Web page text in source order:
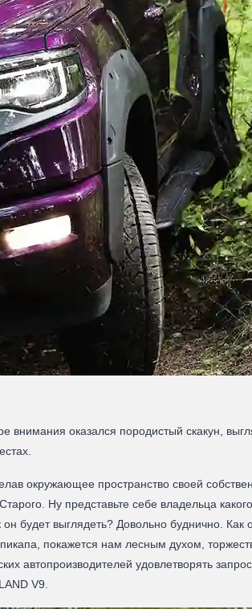
внимания оказался породистый скакун,
окружающее пространство своей
Ну представьте себе владельца
будет выглядеть? Довольно буднично. Как
покажется нам лесным духом,
автопроизводителей удовлетворять
V9.